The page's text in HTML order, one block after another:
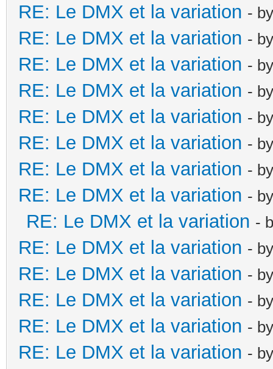
RE: Le DMX et la variation -
RE: Le DMX et la variation -
RE: Le DMX et la variation -
RE: Le DMX et la variation -
RE: Le DMX et la variation -
RE: Le DMX et la variation -
RE: Le DMX et la variation -
RE: Le DMX et la variation -
RE: Le DMX et la variation -
RE: Le DMX et la variation -
RE: Le DMX et la variation -
RE: Le DMX et la variation -
RE: Le DMX et la variation -
RE: Le DMX et la variation -